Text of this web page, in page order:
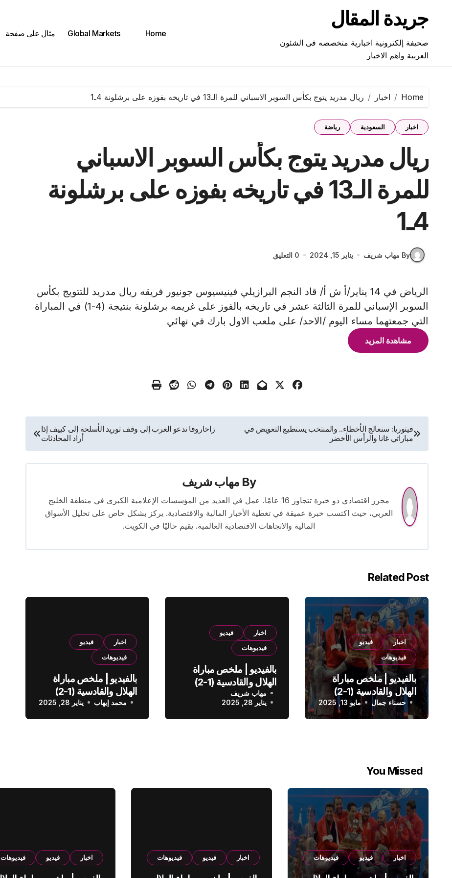
contentجريدة المقال
صحيفة إلكترونية اخبارية متخصصه فى الشئون
العربية واهم الاخبار
Home
Global Markets مثال على صفحة
Home اخبار ريال مدريد يتوج بكأس السوبر الاسباني للمرة الـ13 في تاريخه بفوزه على برشلونة 4ـ1
اخبار السعودية رياضة
ريال مدريد يتوج بكأس السوبر الاسباني
للمرة الـ13 في تاريخه بفوزه على برشلونة
4ـ1
By مهاب شريف يناير 15, 2024 0 التعليق
الرياض في 14 يناير/أ ش أ/ قاد النجم البرازيلي فينيسيوس جونيور فريقه ريال مدريد للتتويج بكأس
السوبر الإسباني للمرة الثالثة عشر في تاريخه بالفوز على غريمه برشلونة بنتيجة (4-1) في المباراة
التي جمعتهما مساء اليوم /الاحد/ على ملعب الاول بارك في نهائي
مشاهدة المزيد
تصفّح
المقالات
فيتوريا: سنعالج الأخطاء.. والمنتخب يستطيع التعويض في
مباراتي غانا والرأس الأخضر
زاخاروفا تدعو الغرب إلى وقف توريد الأسلحة إلى كييف إذا
أراد المحادثات
By مهاب شريف
محرر اقتصادي ذو خبرة تتجاوز 16 عامًا. عمل في العديد من المؤسسات الإعلامية الكبرى في منطقة الخليج
العربي، حيث اكتسب خبرة عميقة في تغطية الأخبار المالية والاقتصادية. يركز بشكل خاص على تحليل الأسواق
المالية والاتجاهات الاقتصادية العالمية. يقيم حاليًا في الكويت.
Related Post
اخبار
فيديو
فيديوهات
بالفيديو | ملخص مباراة
الهلال والقادسية (1-2)
الدوري السعودي
حسناء جمال مايو 13, 2025
اخبار
فيديو
فيديوهات
بالفيديو | ملخص مباراة
الهلال والقادسية (1-2)
الدوري السعودي
مهاب شريف
يناير 28, 2025
اخبار
فيديو
فيديوهات
بالفيديو | ملخص مباراة
الهلال والقادسية (1-2)
الدوري السعودي
محمد إيهاب يناير 28, 2025
You Missed
اخبار فيديو فيديوهات اخبار فيديو فيديوهات اخبار فيديو فيديوهات